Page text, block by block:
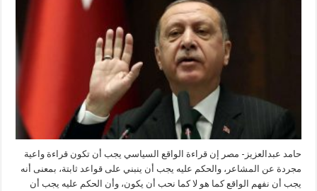
حامد عبدالعزيز- مصر إن قراءة الواقع السياسي يجب أن تكون قراءة واعية
مجردة عن المشاعر، والحكم عليه يجب أن ينبني على قواعد ثابتة، بمعنى أنه
يجب أن نفهم الواقع كما هو لا كما نحب أن يكون، وأن الحكم عليه يجب أن